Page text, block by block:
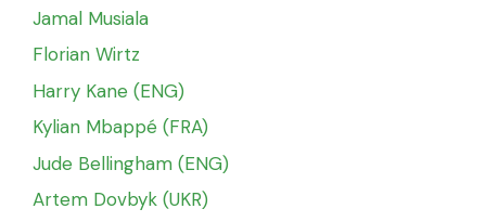
Jamal Musiala
Florian Wirtz
Harry Kane (ENG)
Kylian Mbappé (FRA)
Jude Bellingham (ENG)
Artem Dovbyk (UKR)